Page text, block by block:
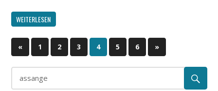
WEITERLESEN
Beitragsnavigation
«Vorherige
Beiträge
1 2 3 4 5 6
Nächste
Beiträge
»